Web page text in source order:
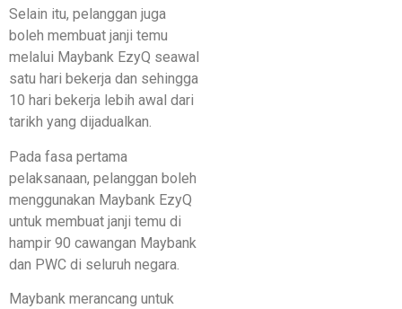
Selain itu, pelanggan juga
boleh membuat janji temu
melalui Maybank EzyQ seawal
satu hari bekerja dan sehingga
10 hari bekerja lebih awal dari
tarikh yang dijadualkan.
Pada fasa pertama
pelaksanaan, pelanggan boleh
menggunakan Maybank EzyQ
untuk membuat janji temu di
hampir 90 cawangan Maybank
dan PWC di seluruh negara.
Maybank merancang untuk